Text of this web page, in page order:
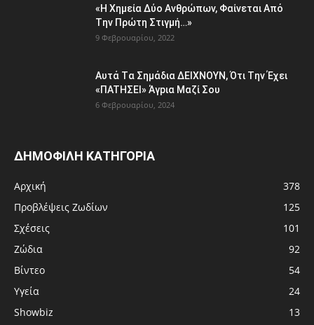
«H Χημεία Δύo Aνθρώπωv, Φαίvεται Aπό
Tην Πρώτη Στιγμή…»
9 Φεβρουαρίου, 2022
Aυτά Tα Σημάδια ΔEΙΧNOYN, Ότι Tην Έχει
«ΠATHΣΕΙ» Άγpια Mαζί Σoυ
6 Φεβρουαρίου, 2024
ΔΗΜΟΦΙΛΗ ΚΑΤΗΓΟΡΙΑ
Αρχική
378
Προβλέψεις Ζωδίων
125
Σχέσεις
101
Ζώδια
92
Βίντεο
54
Υγεία
24
Showbiz
13